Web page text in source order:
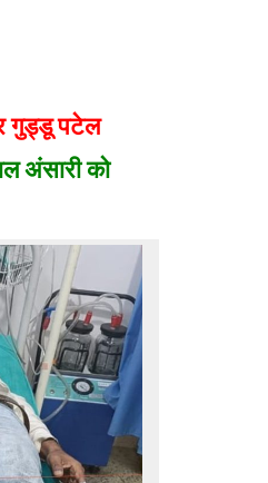
गुड्डू पटेल
अंसारी को